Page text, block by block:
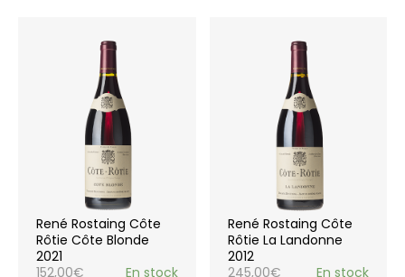
René Rostaing Côte
Rôtie Côte Blonde
2021
152,00€ En stock
René Rostaing Côte
Rôtie La Landonne
2012
245,00€ En stock